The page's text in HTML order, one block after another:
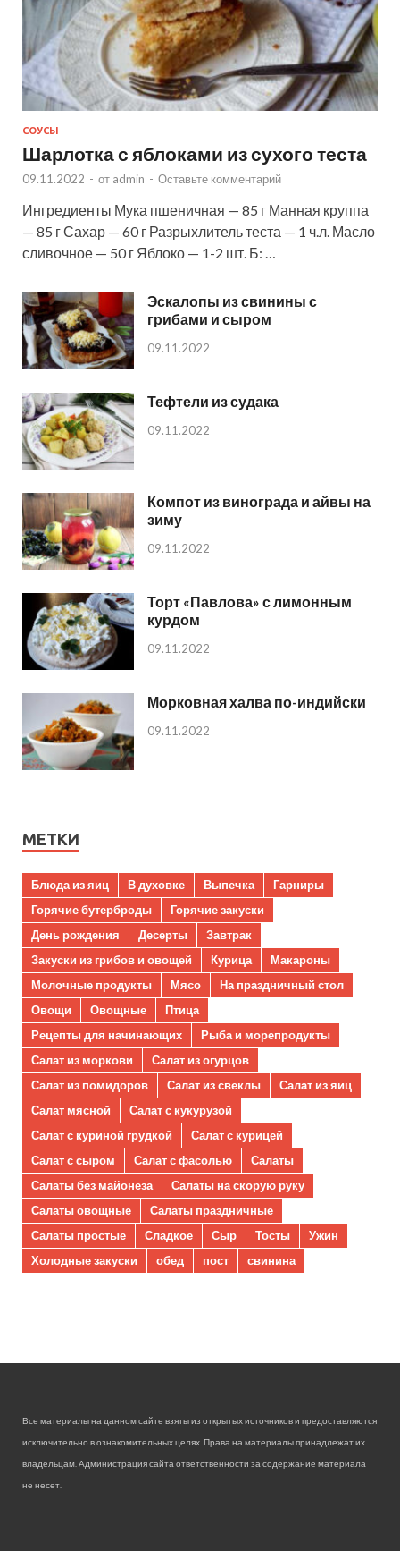
СОУСЫ
Шарлотка с яблоками из сухого теста
09.11.2022 - от admin - Оставьте комментарий
Ингредиенты Мука пшеничная — 85 г Манная круппа
— 85 г Сахар — 60 г Разрыхлитель теста — 1 ч.л. Масло
сливочное — 50 г Яблоко — 1-2 шт. Б: …
Эскалопы из свинины с
грибами и сыром
09.11.2022
Тефтели из судака
09.11.2022
Компот из винограда и айвы на
зиму
09.11.2022
Торт «Павлова» с лимонным
курдом
09.11.2022
Морковная халва по-индийски
09.11.2022
МЕТКИ
Блюда из яиц В духовке Выпечка
Гарниры
Горячие бутерброды
Горячие закуски
День рождения
Десерты
Завтрак
Закуски из грибов и овощей
Курица
Макароны
Молочные продукты
Мясо
На праздничный стол
Овощи
Овощные
Птица
Рецепты для начинающих
Рыба и морепродукты
Салат из моркови
Салат из огурцов
Салат из помидоров
Салат из свеклы
Салат из яиц
Салат мясной
Салат с кукурузой
Салат с куриной грудкой
Салат с курицей
Салат с сыром
Салат с фасолью
Салаты
Салаты без майонеза
Салаты на скорую руку
Салаты овощные
Салаты праздничные
Салаты простые
Сладкое Сыр Тосты
Ужин
Холодные закуски
обед пост свинина
Все материалы на данном сайте взяты из открытых источников и предоставляются
исключительно в ознакомительных целях. Права на материалы принадлежат их
владельцам. Администрация сайта ответственности за содержание материала
не несет.